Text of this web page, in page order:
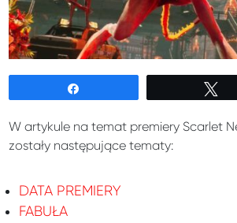
W artykule na temat premiery Scarlet
zostały następujące tematy:
DATA PREMIERY
FABUŁA